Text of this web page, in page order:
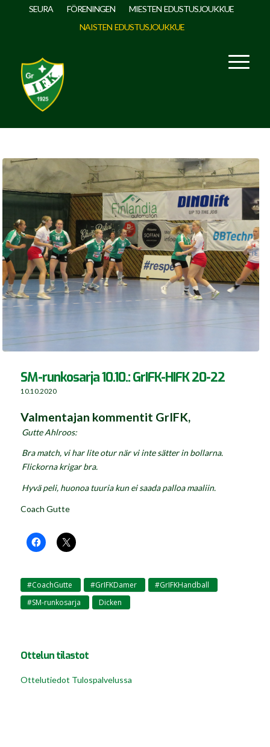
SEURA FÖRENINGEN
MIESTEN EDUSTUSJOUKKUE
NAISTEN EDUSTUSJOUKKUE
SM-runkosarja 10.10.: GrIFK-HIFK 20-22
10.10.2020
Valmentajan kommentit GrIFK,
Gutte Ahlroos:
Bra match, vi har lite otur när vi inte sätter in bollarna.
Flickorna krigar bra.
Hyvä peli, huonoa tuuria kun ei saada palloa maaliin.
Coach Gutte
#CoachGutte #GrIFKDamer #GrIFKHandball
#SM-runkosarja Dicken
Ottelun tilastot
Ottelutiedot Tulospalvelussa